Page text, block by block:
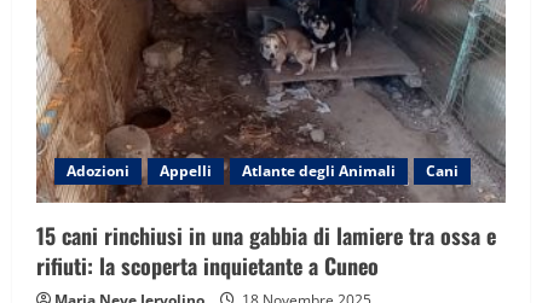
campo
con
i
cani
da
adottare
Adozioni Appelli Atlante degli Animali Cani
15 cani rinchiusi in una gabbia di lamiere tra ossa e
rifiuti: la scoperta inquietante a Cuneo